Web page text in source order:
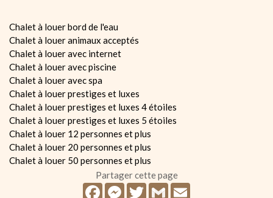
Chalet à louer bord de l'eau
Chalet à louer animaux acceptés
Chalet à louer avec internet
Chalet à louer avec piscine
Chalet à louer avec spa
Chalet à louer prestiges et luxes
Chalet à louer prestiges et luxes 4 étoiles
Chalet à louer prestiges et luxes 5 étoiles
Chalet à louer 12 personnes et plus
Chalet à louer 20 personnes et plus
Chalet à louer 50 personnes et plus
Partager cette page
FacebookMessenger
TwitterGmail